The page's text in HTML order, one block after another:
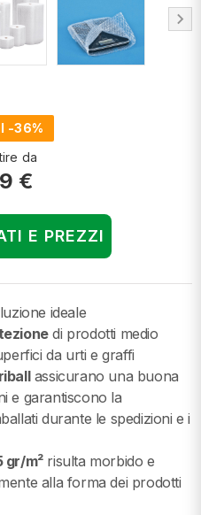
chevron_right
-36%
da
€
E PREZZI
ideale
di prodotti medio
da urti e graffi
assicurano una buona
e garantiscono la
durante le spedizioni e i
gr/m²risulta morbido e
alla forma dei prodotti